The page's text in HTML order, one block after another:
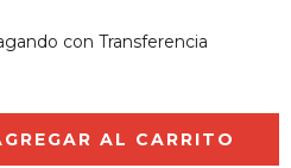
con Transferencia